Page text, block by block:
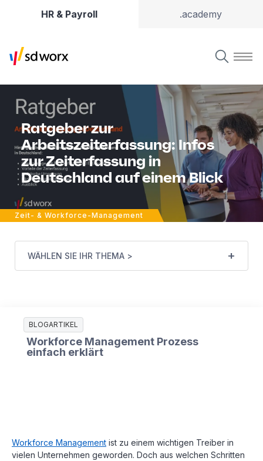
HR & Payroll .academy
Ratgeber zur
Arbeitszeiterfassung: Infos
zur Zeiterfassung in
Deutschland auf einem Blick
Zeit- & Workforce-Management
WÄHLEN SIE IHR THEMA >
BLOGARTIKEL
Workforce Management Prozess
einfach erklärt
Workforce Management ist zu einem wichtigen Treiber in
vielen Unternehmen geworden. Doch aus welchen Schritten